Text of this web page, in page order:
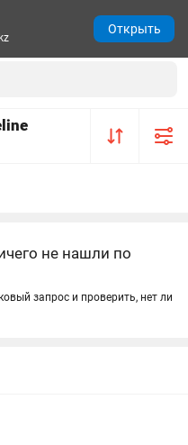
не нашли по
запрос и проверить, нет ли
Открыть